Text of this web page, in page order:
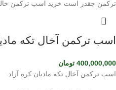
اسب ترکمن آخال تکه
400,000,000 تومان
اسب ترکمن آخال تکه مادیان کره آراد